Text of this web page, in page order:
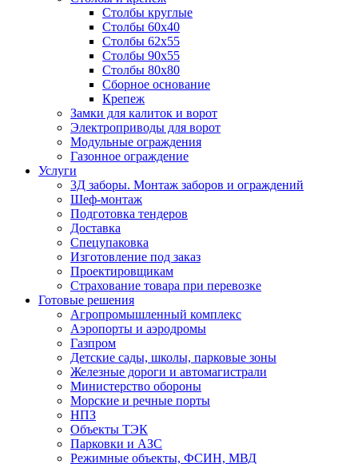
Столбы круглые
Столбы 60х40
Столбы 62х55
Столбы 90х55
Столбы 80х80
Сборное основание
Крепеж
Замки для калиток и ворот
Электроприводы для ворот
Модульные ограждения
Газонное ограждение
Услуги
3Д заборы. Монтаж заборов и ограждений
Шеф-монтаж
Подготовка тендеров
Доставка
Спецупаковка
Изготовление под заказ
Проектировщикам
Страхование товара при перевозке
Готовые решения
Агропромышленный комплекс
Аэропорты и аэродромы
Газпром
Детские сады, школы, парковые зоны
Железные дороги и автомагистрали
Министерство обороны
Морские и речные порты
НПЗ
Объекты ТЭК
Парковки и АЗС
Режимные объекты, ФСИН, МВД